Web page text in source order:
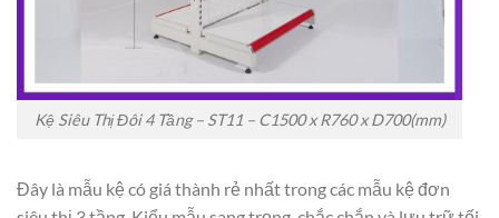
Kệ Siêu Thị Đôi 4 Tầng – ST11 – C1500 x R760 x D700(mm)
Đây là mẫu kệ có giá thành rẻ nhất trong các mẫu kệ đơn